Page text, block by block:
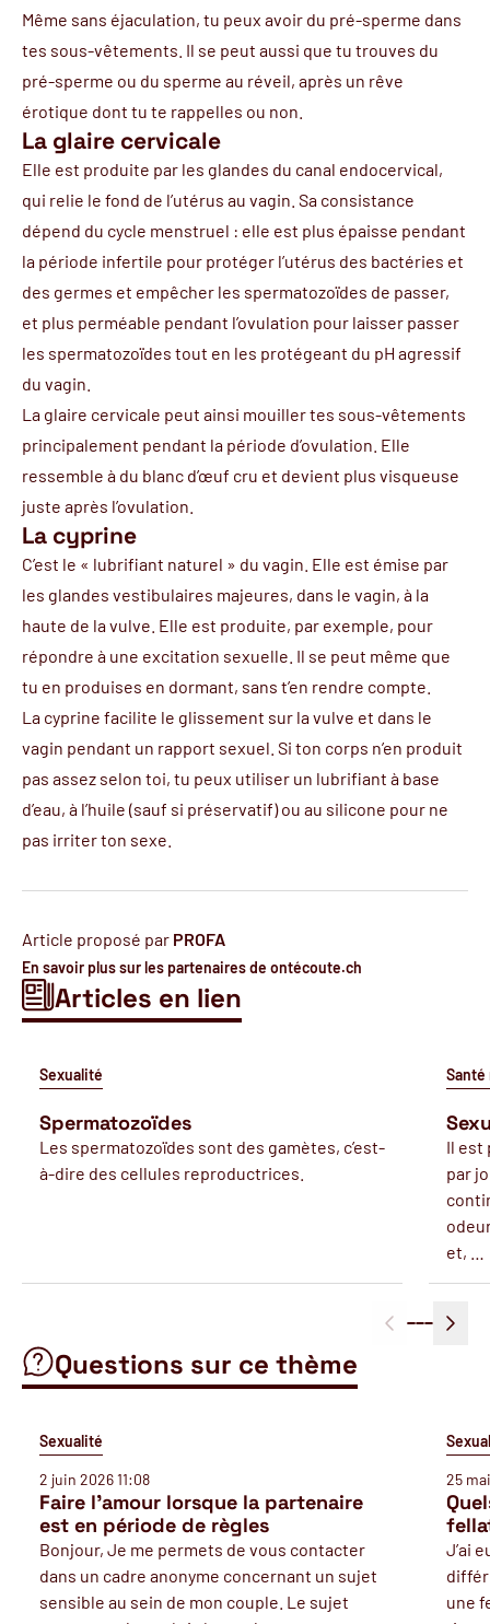
Même sans éjaculation, tu peux avoir du pré-sperme dans
tes sous-vêtements. Il se peut aussi que tu trouves du
pré-sperme ou du sperme au réveil, après un rêve
érotique dont tu te rappelles ou non.
La glaire cervicale
Elle est produite par les glandes du canal endocervical,
qui relie le fond de l’utérus au vagin . Sa consistance
dépend du cycle menstruel : elle est plus épaisse pendant
la période infertile pour protéger l’utérus des bactéries et
des germes et empêcher les spermatozoïdes de passer,
et plus perméable pendant l’ovulation pour laisser passer
les spermatozoïdes tout en les protégeant du pH agressif
du vagin.
La glaire cervicale peut ainsi mouiller tes sous-vêtements
principalement pendant la période d’ovulation. Elle
ressemble à du blanc d’œuf cru et devient plus visqueuse
juste après l’ovulation.
La cyprine
C’est le « lubrifiant naturel » du vagin. Elle est émise par
les glandes vestibulaires majeures, dans le vagin, à la
haute de lavulve . Elle est produite, par exemple, pour
répondre à une excitation sexuelle. Il se peut même que
tu en produises en dormant, sans t’en rendre compte.
La cyprine facilite le glissement sur la vulve et dans le
vagin pendant un rapport sexuel. Si ton corps n’en produit
pas assez selon toi, tu peux utiliser un lubrifiant à base
d’eau, à l’huile (sauf si préservatif) ou au silicone pour ne
pas irriter ton sexe.
Article proposé par PROFA
En savoir plus sur les partenaires de ontécoute.ch
Articles en lien
Sexualité
Spermatozoïdes
Les spermatozoïdes sont des gamètes, c’est-
à-dire des cellules reproductrices.
Il est
par
et, …
Questions sur ce thème
Sexualité
2 juin 2026 11:08
Faire l'amour lorsque la partenaire
est en période de règles
Bonjour, Je me permets de vous contacter
dans un cadre anonyme concernant un sujet
sensible au sein de mon couple. Le sujet
25
J’ai
une